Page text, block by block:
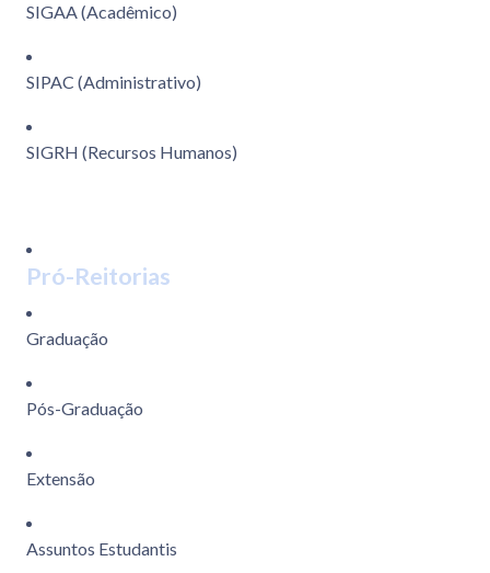
SIGAA (Acadêmico)
SIPAC (Administrativo)
SIGRH (Recursos Humanos)
Pró-Reitorias
Graduação
Pós-Graduação
Extensão
Assuntos Estudantis